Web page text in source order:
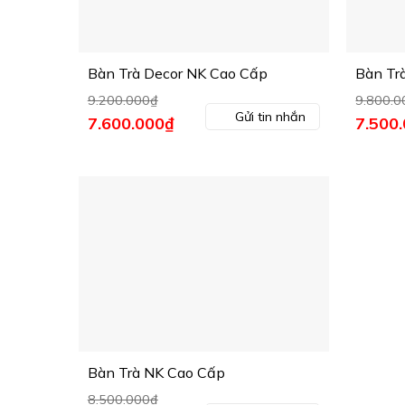
Bàn Trà Decor NK Cao Cấp
9.200.000₫
Giá
gốc
7.600.000₫Giá
hiện
Gửi tin nhắn
Bàn
Giá
gốc
Bàn Trà NK Cao Cấp
8.500.000₫